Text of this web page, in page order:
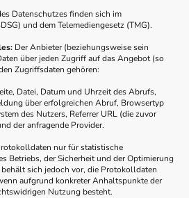
Datenschutzes finden sich im
und dem Telemediengesetz (TMG).
Der Anbieter (beziehungsweise sein
über jeden Zugriff auf das Angebot (so
Zugriffsdaten gehören:
Datei, Datum und Uhrzeit des Abrufs,
über erfolgreichen Abruf, Browsertyp
des Nutzers, Referrer URL (die zuvor
der anfragende Provider.
nur für statistische
Betriebs, der Sicherheit und der Optimierung
sich jedoch vor, die Protokolldaten
aufgrund konkreter Anhaltspunkte der
Nutzung besteht.